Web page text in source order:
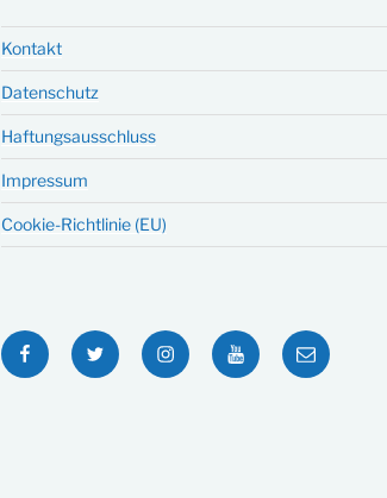
Kontakt
Datenschutz
Haftungsausschluss
Impressum
Cookie-Richtlinie (EU)
FacebookTwitter InstagramYouTubeE-
Mail